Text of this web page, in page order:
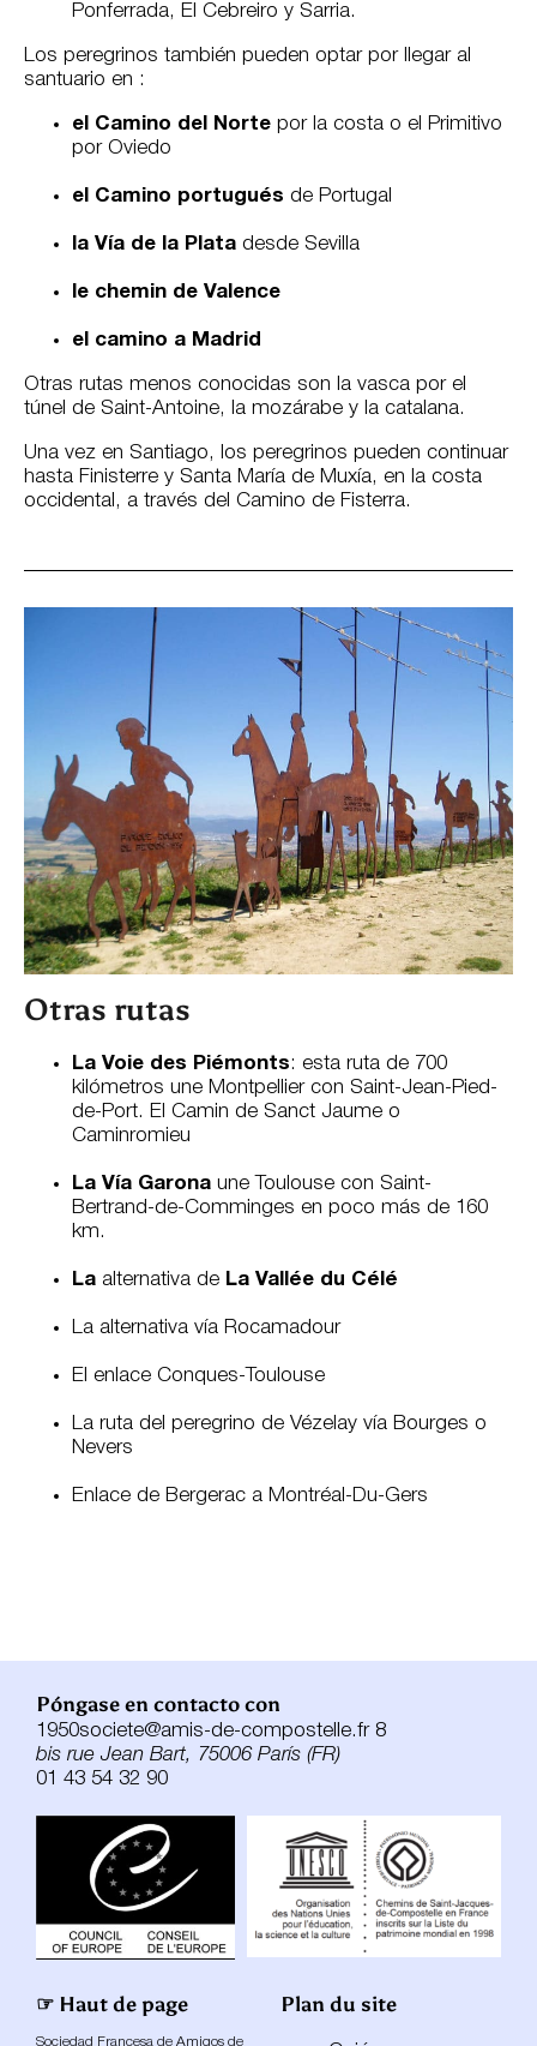
Ponferrada, El Cebreiro y Sarria.
Los peregrinos también pueden optar por llegar al
santuario en :
el Camino del Norte por la costa o el Primitivo
por Oviedo
el Camino portugués de Portugal
la Vía de la Plata desde Sevilla
le chemin de Valence
el camino a Madrid
Otras rutas menos conocidas son la vasca por el
túnel de Saint-Antoine, la mozárabe y la catalana.
Una vez en Santiago, los peregrinos pueden continuar
hasta Finisterre y Santa María de Muxía, en la costa
occidental, a través del Camino de Fisterra.
Otras rutas
La Voie des Piémonts: esta ruta de 700
kilómetros une Montpellier con Saint-Jean-Pied-
de-Port. El Camin de Sanct Jaume o
Caminromieu
La Vía Garona une Toulouse con Saint-
Bertrand-de-Comminges en poco más de 160
km.
La alternativa de La Vallée du Célé
La alternativa vía Rocamadour
El enlace Conques-Toulouse
La ruta del peregrino de Vézelay vía Bourges o
Nevers
Enlace de Bergerac a Montréal-Du-Gers
☞ Haut de page
Sociedad Francesa de Amigos de
Póngase en contacto con
1950societe@amis-de-compostelle.fr 8
bis rue Jean Bart, 75006 París (FR)
01 43 54 32 90
Plan du site